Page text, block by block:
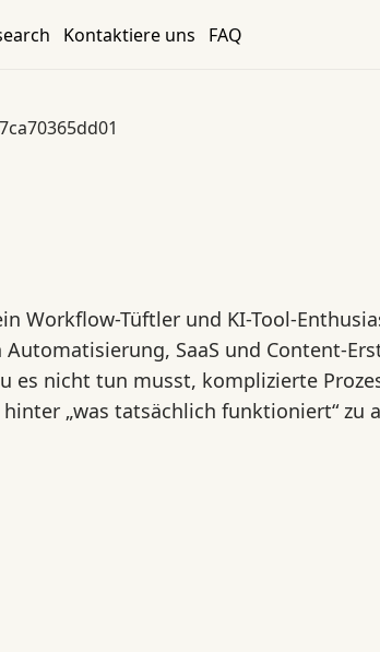
Kontaktiere uns FAQ
Workflow-Tüftler und KI-Tool-
SaaS und Content-
es nicht tun musst, komplizierte
„was tatsächlich funktioniert“ zu